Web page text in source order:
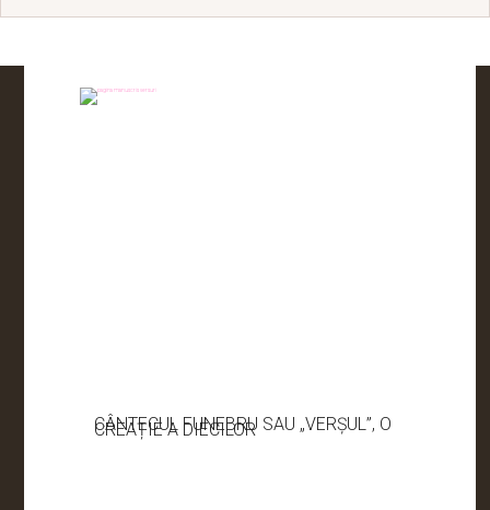
CÂNTECUL FUNEBRU SAU „VERȘUL”, O
CREAȚIE A DIECILOR